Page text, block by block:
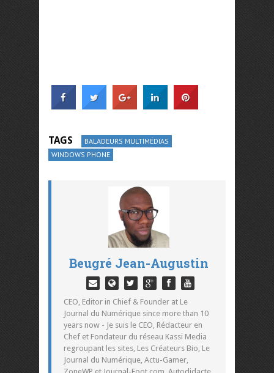
TAGS
BALADEURS MULTIMÉDIAS
WINDOWS PHONE
Beugré Jean-Augustin
CEO, Editor in Chief & Founder at Le
Journal du Numérique since more than 10
years now - Je suis le CEO, Rédacteur en
Chef et Fondateur du réseau Kassi Media
regroupant les sites, Les Créateurs Bio, Le
Journal du Numérique, Actu-Gamer,